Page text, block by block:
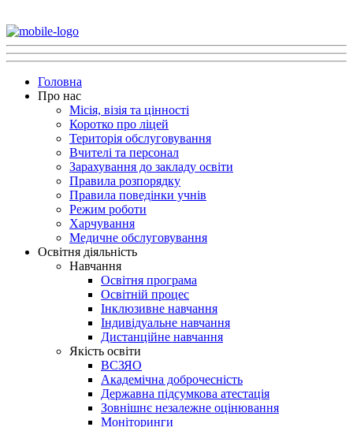
Головна
Про нас
Місія, візія та цінності
Коротко про ліцей
Територія обслуговування
Вчителі та персонал
Зарахування до закладу освіти
Правила розпорядку
Правила поведінки учнів
Режим роботи
Харчування
Медичне обслуговування
Освітня діяльність
Навчання
Освітня програма
Освітній процес
Інклюзивне навчання
Індивідуальне навчання
Дистанційне навчання
Якість освіти
ВСЗЯО
Академічна доброчесність
Державна підсумкова атестація
Зовнішнє незалежне оцінювання
Моніторинги